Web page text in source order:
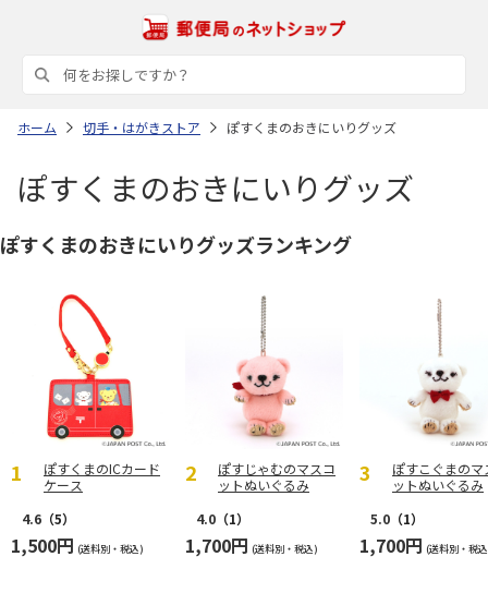
ホーム 切手・はがきストア ぽすくまのおきにいりグッズ
ぽすくまのおきにいりグッズ
ぽすくまのおきにいりグッズランキング
ぽすくまのICカード
ケース
4.6 （5）
1,500円 (送料別・税込)
ぽすじゃむのマスコ
ットぬいぐるみ
4.0 （1）
1,700円 (送料別・税込)
ぽすこぐまのマ
ットぬいぐるみ
5.0 （1）
1,700円 (送料別・税